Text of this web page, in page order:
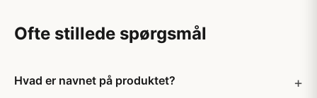
Ofte stillede spørgsmål
Hvad er navnet på produktet?